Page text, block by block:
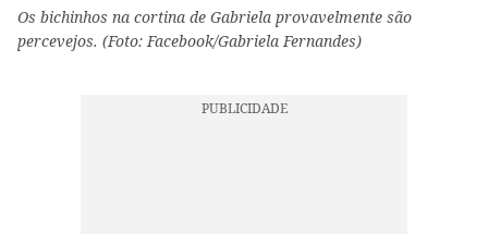
Os bichinhos na cortina de Gabriela provavelmente são
percevejos. (Foto: Facebook/Gabriela Fernandes)